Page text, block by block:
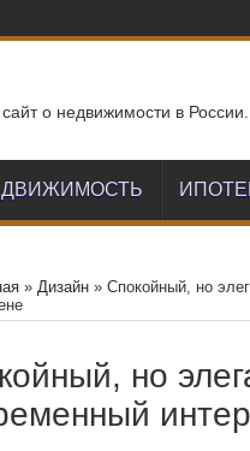
о недвижимости в России.
» Дизайн » Спокойный, но
но